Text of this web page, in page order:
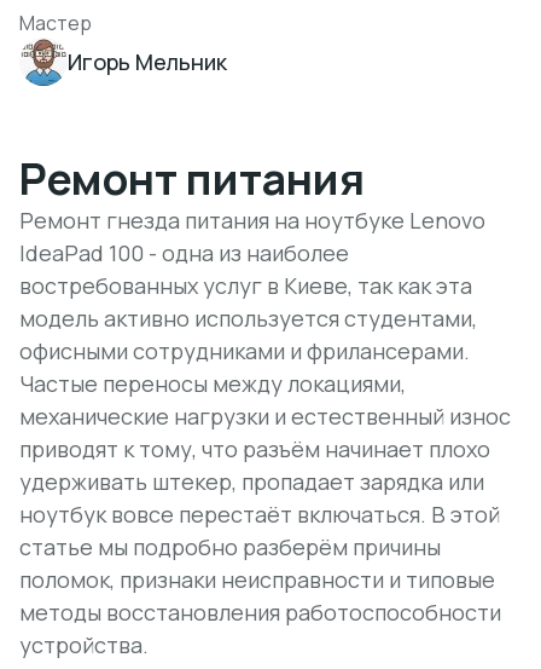
Мастер
Игорь Мельник
Ремонт питания
Ремонт гнезда питания на ноутбуке Lenovo
IdeaPad 100 - одна из наиболее
востребованных услуг в Киеве, так как эта
модель активно используется студентами,
офисными сотрудниками и фрилансерами.
Частые переносы между локациями,
механические нагрузки и естественный износ
приводят к тому, что разъём начинает плохо
удерживать штекер, пропадает зарядка или
ноутбук вовсе перестаёт включаться. В этой
статье мы подробно разберём причины
поломок, признаки неисправности и типовые
методы восстановления работоспособности
устройства.